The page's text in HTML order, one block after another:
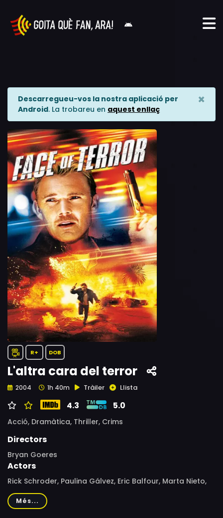
Descarregueu-vos la nostra aplicació per
Android. La trobareu en aquest enllaç
×
R+ DOB
L'altra cara del terror
2004 1h 40m Tràiler Llista
4.3 5.0
Acció, Dramàtica, Thriller, Crims
Directors
Bryan Goeres
Actors
Rick Schroder, Paulina Gálvez, Eric Balfour, Marta Nieto,
Marta Gil, Kadeem Hardison, Abel Folk, Ana María
Montero, Joan Minguell, Rachael E. Stevens, Sergi Mateu
Més...